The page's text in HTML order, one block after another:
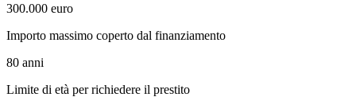
300.000 euro
Importo massimo coperto dal finanziamento
80 anni
Limite di età per richiedere il prestito